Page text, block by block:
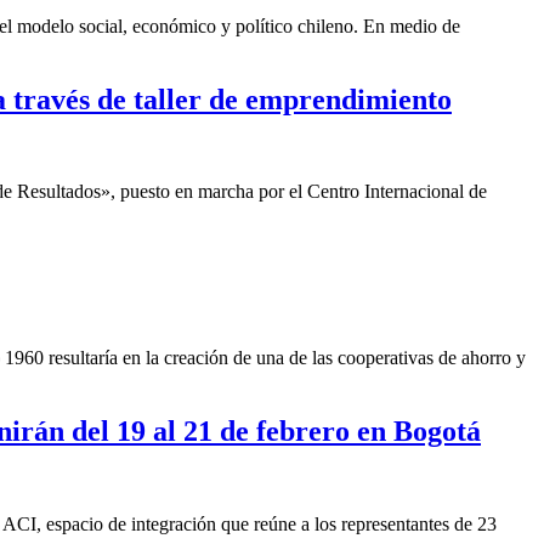
modelo social, económico y político chileno. En medio de
través de taller de emprendimiento
puesto en marcha por el Centro Internacional de
resultaría en la creación de una de las cooperativas de ahorro y
del 19 al 21 de febrero en Bogotá
espacio de integración que reúne a los representantes de 23